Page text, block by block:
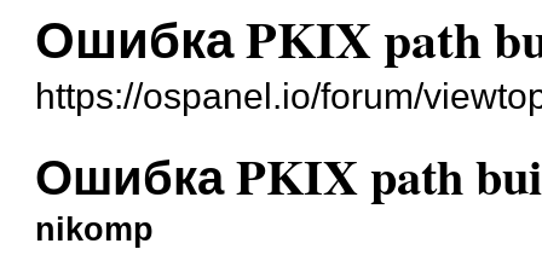
Ошибка PKIX path
https://ospanel.io/forum/
Ошибка PKIX path
nikomp